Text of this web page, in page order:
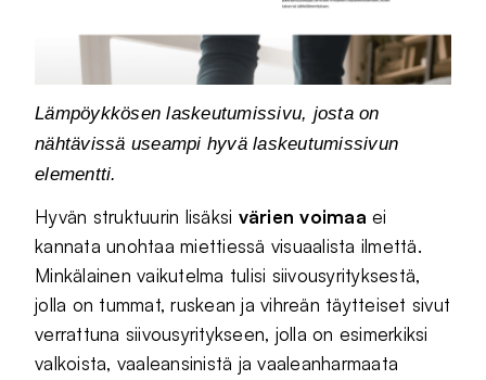
Lämpöykkösen laskeutumissivu, josta on
nähtävissä useampi hyvä laskeutumissivun
elementti.
Hyvän struktuurin lisäksi värien voimaa ei
kannata unohtaa miettiessä visuaalista ilmettä.
Minkälainen vaikutelma tulisi siivousyrityksestä,
jolla on tummat, ruskean ja vihreän täytteiset sivut
verrattuna siivousyritykseen, jolla on esimerkiksi
valkoista, vaaleansinistä ja vaaleanharmaata